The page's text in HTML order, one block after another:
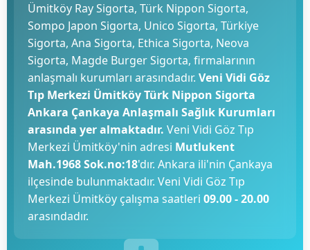
Ümitköy Ray Sigorta, Türk Nippon Sigorta,
Sompo Japon Sigorta, Unico Sigorta, Türkiye
Sigorta, Ana Sigorta, Ethica Sigorta, Neova
Sigorta, Magde Burger Sigorta, firmalarının
anlaşmalı kurumları arasındadır. Veni Vidi Göz
Tıp Merkezi Ümitköy Türk Nippon Sigorta
Ankara Çankaya Anlaşmalı Sağlık Kurumları
arasında yer almaktadır. Veni Vidi Göz Tıp
Merkezi Ümitköy'nin adresi Mutlukent
Mah.1968 Sok.no:18'dır. Ankara ili'nin Çankaya
ilçesinde bulunmaktadır. Veni Vidi Göz Tıp
Merkezi Ümitköy çalışma saatleri 09.00 - 20.00
arasındadır.